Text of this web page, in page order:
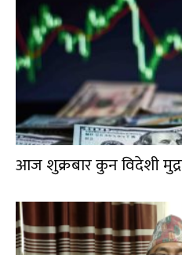
आज शुक्रबार कुन विदेशी